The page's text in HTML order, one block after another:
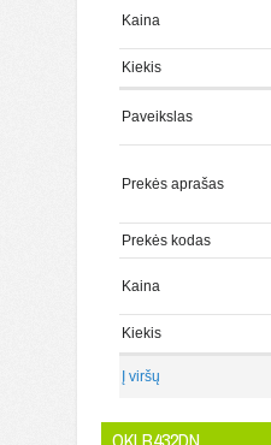
Kaina
Kiekis
Paveikslas
Prekės aprašas
Prekės kodas
Kaina
Kiekis
Į viršų